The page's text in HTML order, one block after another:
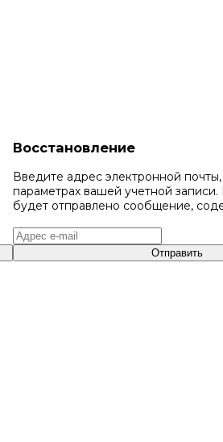
Восстановление
Введите адрес электронной
параметрах вашей учетной записи.
будет отправлено сообщение,
Отправить